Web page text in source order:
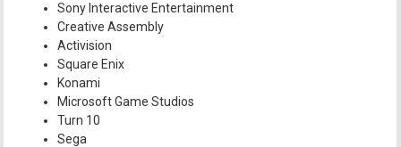
Sony Interactive Entertainment
Creative Assembly
Activision
Square Enix
Konami
Microsoft Game Studios
Turn 10
Sega